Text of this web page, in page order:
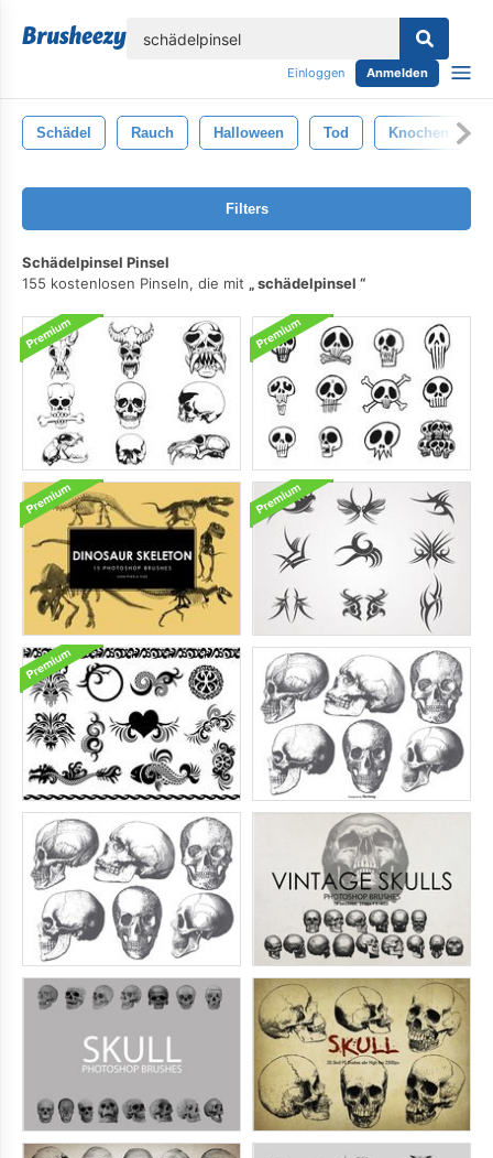
Einloggen Anmelden
Schädel Rauch Halloween Tod Knochen
Filters
Schädelpinsel Pinsel
155 kostenlosen Pinseln, die mit
schädelpinsel